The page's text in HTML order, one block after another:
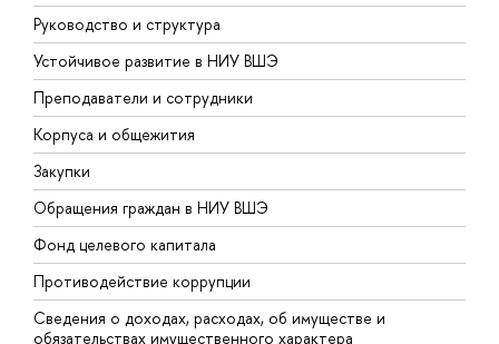
Руководство и структура
Устойчивое развитие в НИУ ВШЭ
Преподаватели и сотрудники
Корпуса и общежития
Закупки
Обращения граждан в НИУ ВШЭ
Фонд целевого капитала
Противодействие коррупции
Сведения о доходах, расходах, об имуществе и
обязательствах имущественного характера